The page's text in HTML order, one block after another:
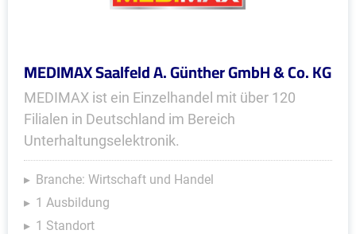
MEDIMAX Saalfeld A. Günther GmbH & Co. KG
MEDIMAX ist ein Einzelhandel mit über 120
Filialen in Deutschland im Bereich
Unterhaltungselektronik.
Branche: Wirtschaft und Handel
1 Ausbildung
1 Standort